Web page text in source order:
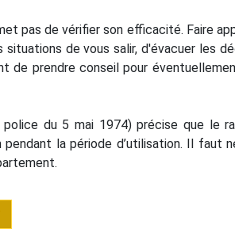
pas de vérifier son efficacité. Faire
de vous salir, d'évacuer les
de prendre conseil pour
du 5 mai 1974) précise que le
la période d’utilisation. Il faut